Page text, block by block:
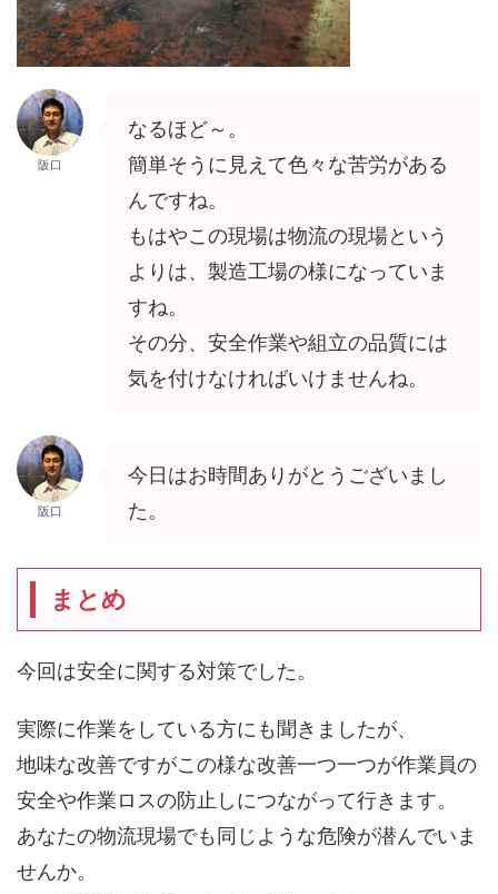
阪口
なるほど～。
簡単そうに見えて色々な苦労がある
んですね。
もはやこの現場は物流の現場という
よりは、製造工場の様になっていま
すね。
その分、安全作業や組立の品質には
気を付けなければいけませんね。
阪口
今日はお時間ありがとうございまし
た。
まとめ
今回は安全に関する対策でした。
実際に作業をしている方にも聞きましたが、
地味な改善ですがこの様な改善一つ一つが作業員の
安全や作業ロスの防止しにつながって行きます。
あなたの物流現場でも同じような危険が潜んでいま
せんか。